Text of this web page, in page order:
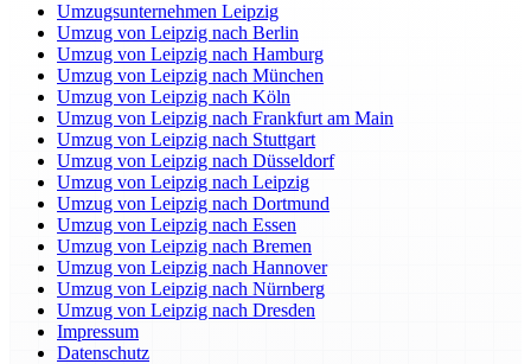
Umzugsunternehmen Leipzig
Umzug von Leipzig nach Berlin
Umzug von Leipzig nach Hamburg
Umzug von Leipzig nach München
Umzug von Leipzig nach Köln
Umzug von Leipzig nach Frankfurt am Main
Umzug von Leipzig nach Stuttgart
Umzug von Leipzig nach Düsseldorf
Umzug von Leipzig nach Leipzig
Umzug von Leipzig nach Dortmund
Umzug von Leipzig nach Essen
Umzug von Leipzig nach Bremen
Umzug von Leipzig nach Hannover
Umzug von Leipzig nach Nürnberg
Umzug von Leipzig nach Dresden
Impressum
Datenschutz